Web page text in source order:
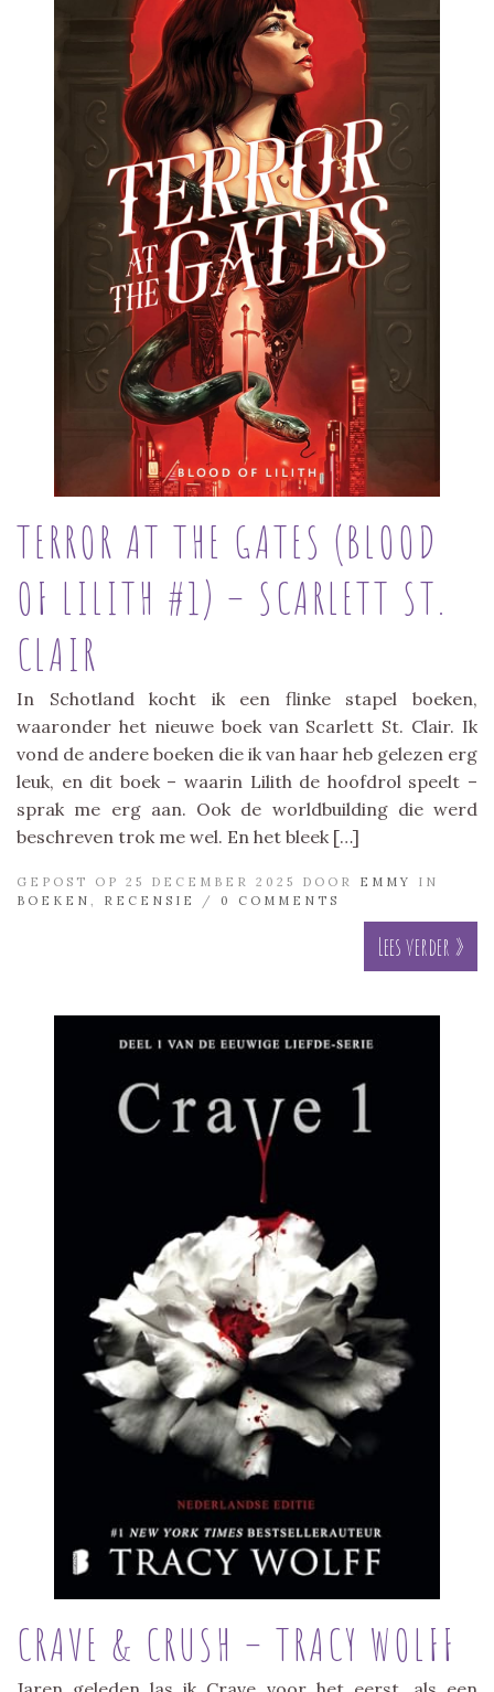
TERROR AT THE GATES (BLOOD
OF LILITH #1) – SCARLETT ST.
CLAIR
In Schotland kocht ik een flinke stapel boeken,
waaronder het nieuwe boek van Scarlett St. Clair. Ik
vond de andere boeken die ik van haar heb gelezen erg
leuk, en dit boek – waarin Lilith de hoofdrol speelt –
sprak me erg aan. Ook de worldbuilding die werd
beschreven trok me wel. En het bleek […]
GEPOST OP 25 DECEMBER 2025 DOOR EMMY
IN
BOEKEN , RECENSIE / 0 COMMENTS
Lees verder »
CRAVE & CRUSH – TRACY WOLFF